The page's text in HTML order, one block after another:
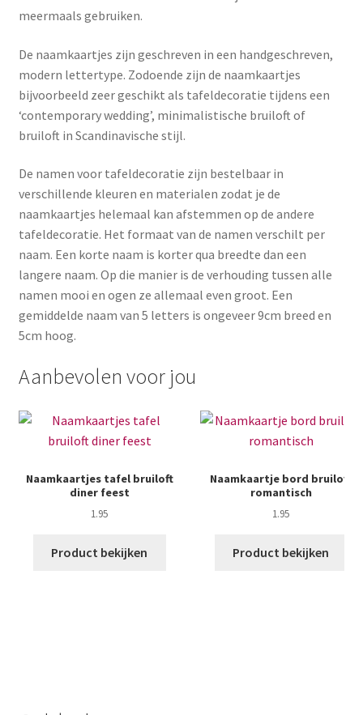
meermaals gebruiken.
De naamkaartjes zijn geschreven in een handgeschreven,
modern lettertype. Zodoende zijn de naamkaartjes
bijvoorbeeld zeer geschikt als tafeldecoratie tijdens een
‘contemporary wedding’, minimalistische bruiloft of
bruiloft in Scandinavische stijl.
De namen voor tafeldecoratie zijn bestelbaar in
verschillende kleuren en materialen zodat je de
naamkaartjes helemaal kan afstemmen op de andere
tafeldecoratie. Het formaat van de namen verschilt per
naam. Een korte naam is korter qua breedte dan een
langere naam. Op die manier is de verhouding tussen alle
namen mooi en ogen ze allemaal even groot. Een
gemiddelde naam van 5 letters is ongeveer 9cm breed en
5cm hoog.
Aanbevolen voor jou
Naamkaartjes tafel bruiloft
diner feest
1.95
Product bekijken
Naamkaartje bord bruiloft
romantisch
1.95
Product bekijken